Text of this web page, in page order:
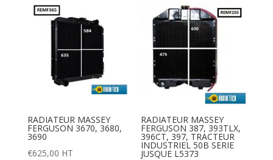
RADIATEUR MASSEY
FERGUSON 3670, 3680,
3690
€625,00 HT
RADIATEUR MASSEY
FERGUSON 387, 393TLX,
396CT, 397, TRACTEUR
INDUSTRIEL 50B SERIE
JUSQUE L5373